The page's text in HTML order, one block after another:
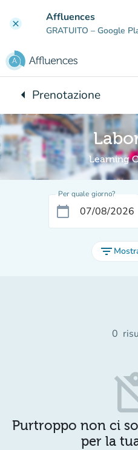
clear Affluences
GRATUITO – Google
arrow_leftTorna a:
Prenotazione
Learning
Per quale giorno?
calendar_today
filter_list
0
Purtroppo non ci
per la